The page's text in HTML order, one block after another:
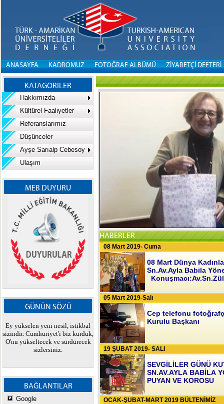
ANASAYFA KADROMUZ FOTOĞRAF ALBÜMÜ ZİYARETÇİ DEFTERİ
KATAGORILER
Hakkımızda
Kültürel Faaliyetler
Referanslarımız
Düşünceler
Ayşe Sarıalp Cebesoy
Ulaşım
MEB DUYURU
GÜNÜN SÖZÜ
Ey yükselen yeni nesil, istikbal
sizindir. Cumhuriyet'i biz kurduk,
O'nu yükseltecek ve sürdürecek
sizlersiniz.
BAĞLANTILAR
Google
1 2 3 4 5 6 7
HABERLER
08 Mart 2019- Cuma
08 Mart Dünya
Sn.Av.Ayla Babila
05 Mart 2019-Salı
Cep telefonu
Kurulu Başkanı
19 ŞUBAT 2019- SALI
SEVGİLİLER GÜNÜ
SN.AV.AYLA BABİLA
PUYAN VE KOROSU
OCAK-ŞUBAT-MART 2019 BÜLTENİMİZ